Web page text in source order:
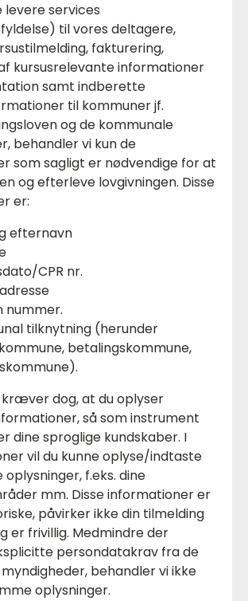
levere services
til vores deltagere,
fakturering,
kursusrelevante informationer
samt indberette
til kommuner jf.
og de kommunale
behandler vi kun de
som sagligt er nødvendige for at
og efterleve lovgivningen. Disse
er:
efternavn
CPR nr.
nummer.
tilknytning (herunder
betalingskommune,
kræver dog, at du oplyser
så som instrument
dine sproglige kundskaber. I
vil du kunne oplyse/indtaste
f.eks. dine
mm. Disse informationer er
påvirker ikke din tilmelding
er frivillig. Medmindre der
persondatakrav fra de
behandler vi ikke
oplysninger.